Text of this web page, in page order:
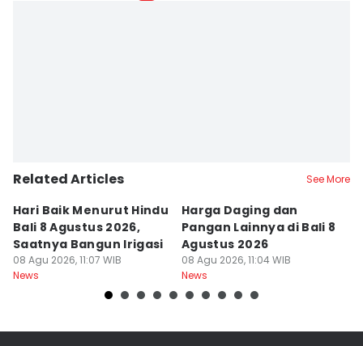
Related Articles See More
Hari Baik Menurut Hindu
Bali 8 Agustus 2026,
Saatnya Bangun Irigasi
08 Agu 2026, 11:07 WIB
News
Harga Daging dan
Pangan Lainnya di Bali 8
Agustus 2026
08 Agu 2026, 11:04 WIB
News